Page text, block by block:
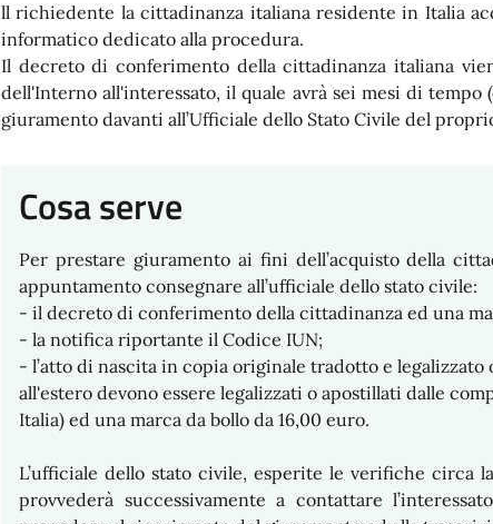
ll richiedente la cittadinanza italiana residente in Italia
informatico dedicato alla procedura.
Il decreto di conferimento della cittadinanza italiana
dell'Interno all'interessato, il quale avrà sei mesi di
giuramento davanti all’Ufficiale dello Stato Civile del
Cosa serve
Per prestare giuramento ai fini dell’acquisto della
appuntamento consegnare all’ufficiale dello stato civile:
- il decreto di conferimento della cittadinanza ed una
- la notifica riportante il Codice IUN;
- l’atto di nascita in copia originale tradotto e
all'estero devono essere legalizzati o apostillati dalle
Italia) ed una marca da bollo da 16,00 euro.
L’ufficiale dello stato civile, esperite le verifiche circa
provvederà successivamente a contattare